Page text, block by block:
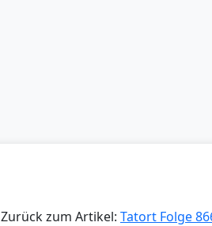
Zurück zum Artikel: Tatort Folge